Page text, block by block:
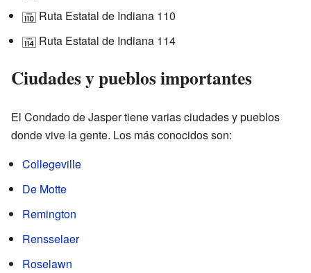
Ruta Estatal de Indiana 110
Ruta Estatal de Indiana 114
Ciudades y pueblos importantes
El Condado de Jasper tiene varias ciudades y pueblos
donde vive la gente. Los más conocidos son:
Collegeville
De Motte
Remington
Rensselaer
Roselawn